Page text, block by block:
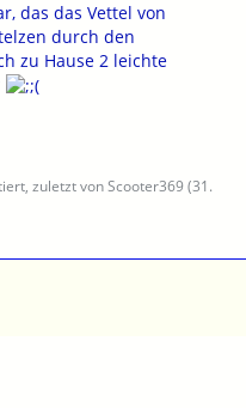
das das Vettel von
durch den
zu Hause 2 leichte
zuletzt von Scooter369 (31.